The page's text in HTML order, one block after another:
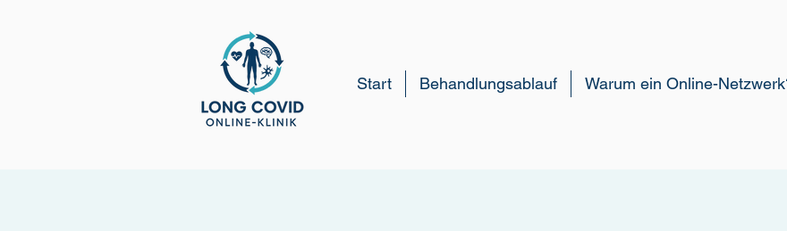
Start Behandlungsablauf Warum ein Online-